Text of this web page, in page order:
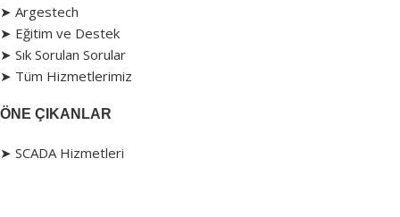
➤ Argestech
➤ Eğitim ve Destek
➤ Sık Sorulan Sorular
➤ Tüm Hizmetlerimiz
ÖNE ÇIKANLAR
➤ SCADA Hizmetleri